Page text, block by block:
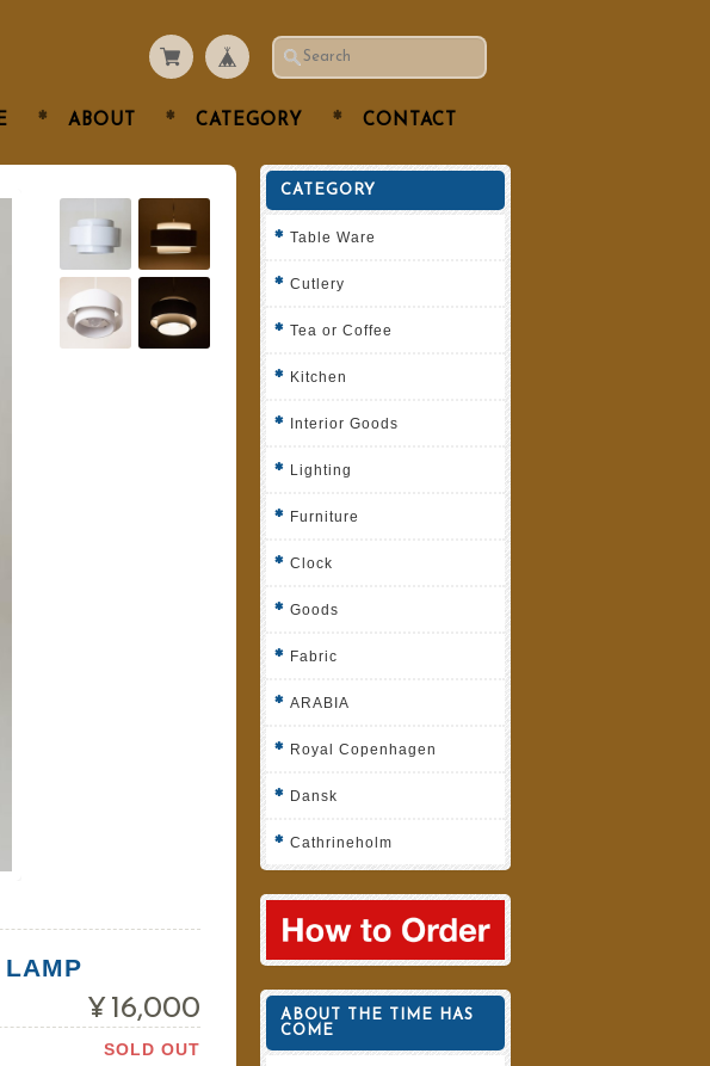
ABOUT CATEGORY CONTACT
LAMP
¥16,000
SOLD OUT
CATEGORY
Table Ware
Cutlery
Tea or Coffee
Kitchen
Interior Goods
Lighting
Furniture
Clock
Goods
Fabric
ARABIA
Royal Copenhagen
Dansk
Cathrineholm
ABOUT THE TIME HAS
COME